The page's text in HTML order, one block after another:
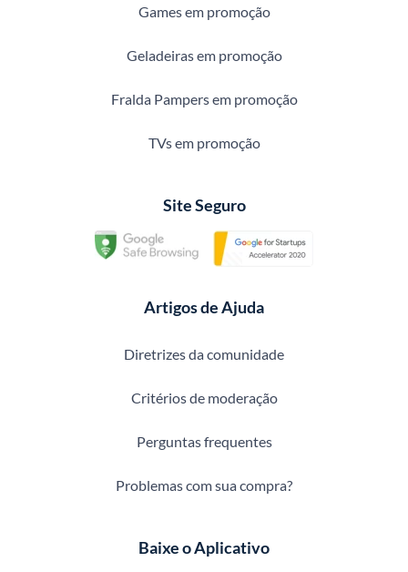
Games em promoção
Geladeiras em promoção
Fralda Pampers em promoção
TVs em promoção
Site Seguro
Artigos de Ajuda
Diretrizes da comunidade
Critérios de moderação
Perguntas frequentes
Problemas com sua compra?
Baixe o Aplicativo